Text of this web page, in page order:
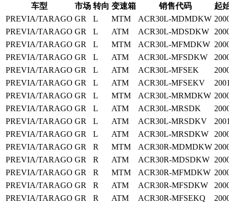
车型 市场 转向 变速箱 销售代码
起
PREVIA/TARAGO GR L MTM ACR30L-MDMDKW
PREVIA/TARAGO GR L ATM ACR30L-MDSDKW
PREVIA/TARAGO GR L MTM ACR30L-MFMDKW
PREVIA/TARAGO GR L ATM ACR30L-MFSDKW
PREVIA/TARAGO GR L ATM ACR30L-MFSEK
PREVIA/TARAGO GR L ATM ACR30L-MFSEKV
PREVIA/TARAGO GR L MTM ACR30L-MRMDKW
PREVIA/TARAGO GR L ATM ACR30L-MRSDK
PREVIA/TARAGO GR L ATM ACR30L-MRSDKV
PREVIA/TARAGO GR L ATM ACR30L-MRSDKW
PREVIA/TARAGO GR R MTM ACR30R-MDMDKW
PREVIA/TARAGO GR R ATM ACR30R-MDSDKW
PREVIA/TARAGO GR R MTM ACR30R-MFMDKW
PREVIA/TARAGO GR R ATM ACR30R-MFSDKW
PREVIA/TARAGO GR R ATM ACR30R-MFSEKQ